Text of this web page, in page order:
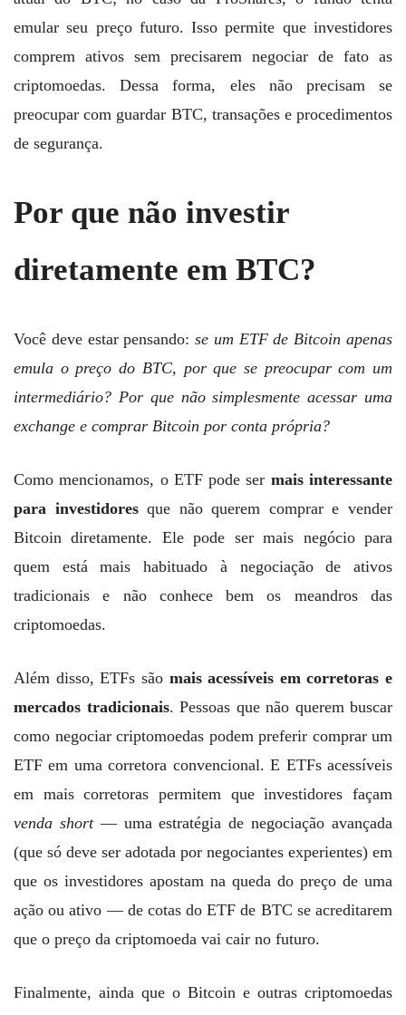
emular seu preço futuro. Isso permite que investidores
comprem ativos sem precisarem negociar de fato as
criptomoedas. Dessa forma, eles não precisam se
preocupar com guardar BTC, transações e procedimentos
de segurança.
Por que não investir
diretamente em BTC?
Você deve estar pensando:se um ETF de Bitcoin apenas
emula o preço do BTC, por que se preocupar com um
intermediário? Por que não simplesmente acessar uma
exchange e comprar Bitcoin por conta própria?
Como mencionamos, o ETF pode ser mais interessante
para investidoresque não querem comprar e vender
Bitcoin diretamente. Ele pode ser mais negócio para
quem está mais habituado à negociação de ativos
tradicionais e não conhece bem os meandros das
criptomoedas.
Além disso, ETFs são mais acessíveis em corretoras e
mercados tradicionais. Pessoas que não querem buscar
como negociar criptomoedas podem preferir comprar um
ETF em uma corretora convencional. E ETFs acessíveis
em mais corretoras permitem que investidores façam
venda short— uma estratégia de negociação avançada
(que só deve ser adotada por negociantes experientes) em
que os investidores apostam na queda do preço de uma
ação ou ativo — de cotas do ETF de BTC se acreditarem
que o preço da criptomoeda vai cair no futuro.
Finalmente, ainda que o Bitcoin e outras criptomoedas